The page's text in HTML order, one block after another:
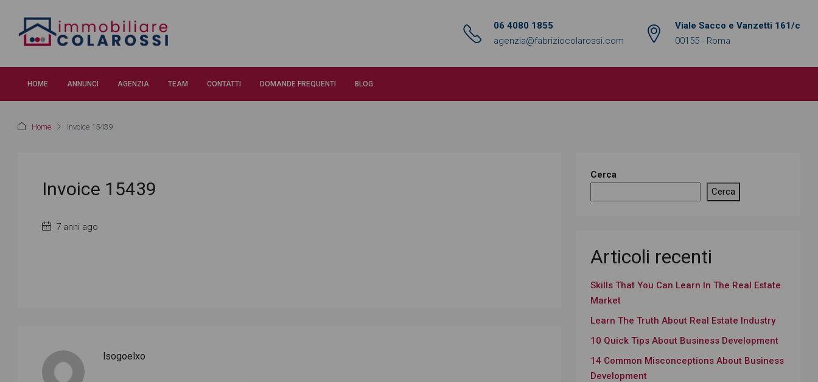
06 4080 1855
agenzia@fabriziocolarossi.com
Viale Sacco e Vanzetti 161/c
00155 - Roma
HOME ANNUNCI AGENZIA TEAM CONTATTI DOMANDE FREQUENTI BLOG
Home Invoice 15439
Invoice 15439
7 anni ago
lsogoelxo
Cerca
Cerca
Articoli recenti
Skills That You Can Learn In The Real Estate
Market
Learn The Truth About Real Estate Industry
10 Quick Tips About Business Development
14 Common Misconceptions About Business
Development